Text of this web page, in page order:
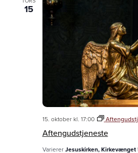
15
Aftengudstjeneste
15. oktober kl. 17:00
VariererJesuskirken, Kirkevænget